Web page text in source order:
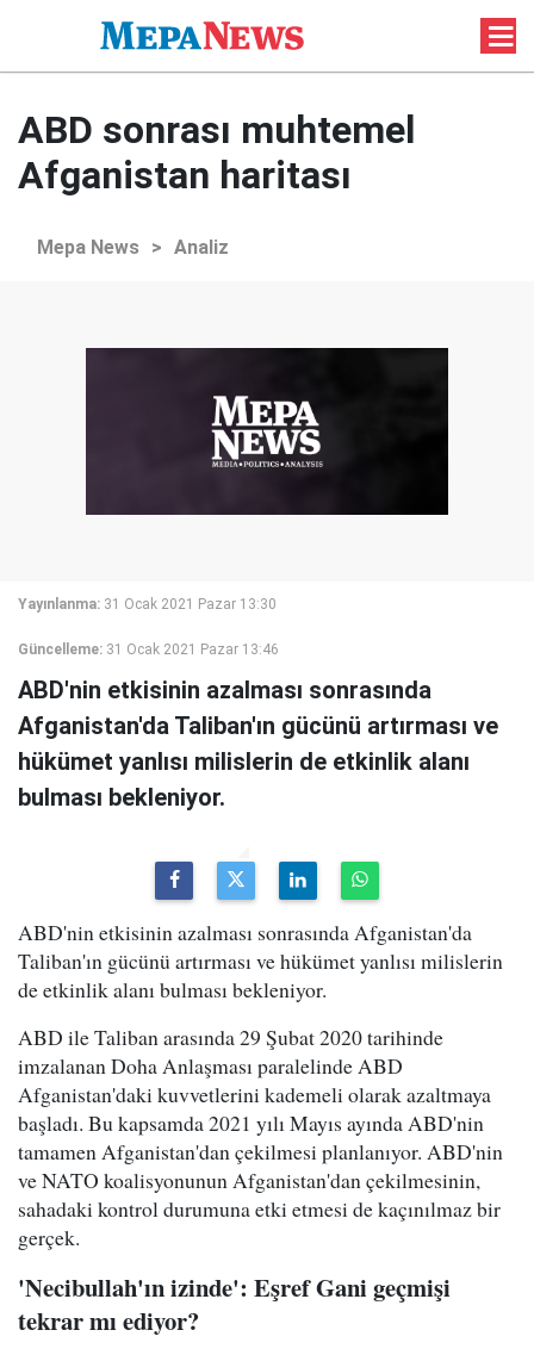
ABD sonrası muhtemel
Afganistan haritası
Mepa News > Analiz
Yayınlanma: 31 Ocak 2021 Pazar 13:30
Güncelleme: 31 Ocak 2021 Pazar 13:46
ABD'nin etkisinin azalması sonrasında
Afganistan'da Taliban'ın gücünü artırması ve
hükümet yanlısı milislerin de etkinlik alanı
bulması bekleniyor.
ABD'nin etkisinin azalması sonrasında Afganistan'da
Taliban'ın gücünü artırması ve hükümet yanlısı milislerin
de etkinlik alanı bulması bekleniyor.
ABD ile Taliban arasında 29 Şubat 2020 tarihinde
imzalanan Doha Anlaşması paralelinde ABD
Afganistan'daki kuvvetlerini kademeli olarak azaltmaya
başladı. Bu kapsamda 2021 yılı Mayıs ayında ABD'nin
tamamen Afganistan'dan çekilmesi planlanıyor. ABD'nin
ve NATO koalisyonunun Afganistan'dan çekilmesinin,
sahadaki kontrol durumuna etki etmesi de kaçınılmaz bir
gerçek.
'Necibullah'ın izinde': Eşref Gani geçmişi
tekrar mı ediyor?